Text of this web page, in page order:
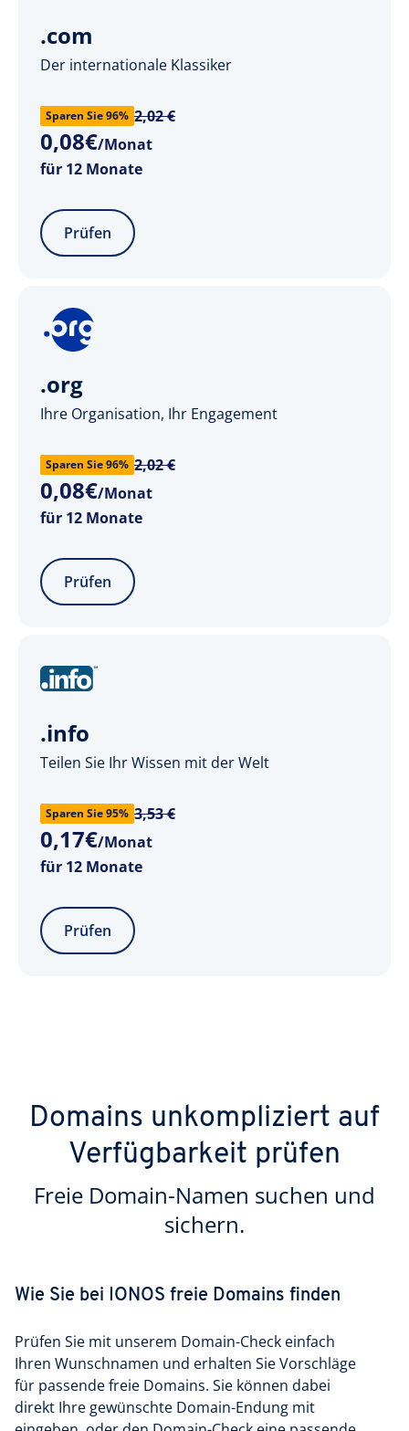
.com
Der internationale Klassiker
Sparen Sie 96% 2,02 €
0,08€/Monat
für 12 Monate
Prüfen
.org
Ihre Organisation, Ihr Engagement
Sparen Sie 96% 2,02 €
0,08€/Monat
für 12 Monate
Prüfen
.info
Teilen Sie Ihr Wissen mit der Welt
Sparen Sie 95% 3,53 €
0,17€/Monat
für 12 Monate
Prüfen
Domains unkompliziert auf
Verfügbarkeit prüfen
Freie Domain-Namen suchen und
sichern.
Wie Sie bei IONOS freie Domains finden
Prüfen Sie mit unserem Domain-Check einfach
Ihren Wunschnamen und erhalten Sie Vorschläge
für passende freie Domains. Sie können dabei
direkt Ihre gewünschte Domain-Endung mit